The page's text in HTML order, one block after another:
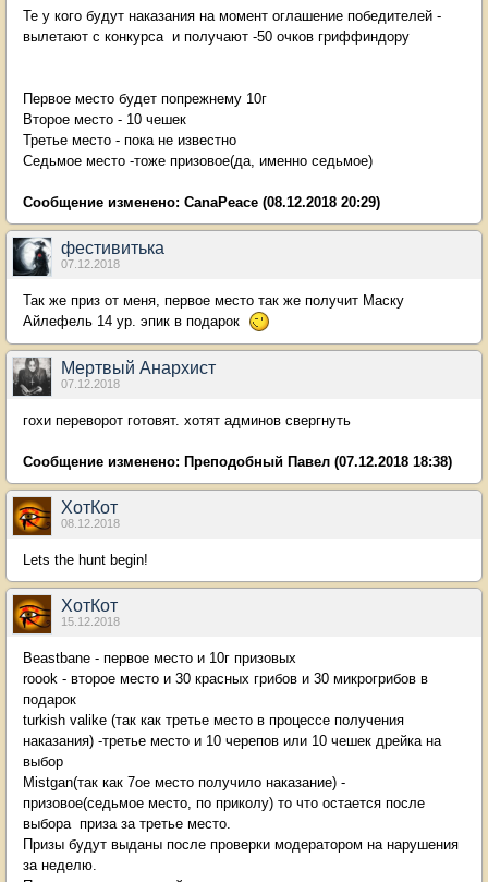
Те у кого будут наказания на момент оглашение победителей -
вылетают с конкурса и получают -50 очков гриффиндору
Первое место будет попрежнему 10г
Второе место - 10 чешек
Третье место - пока не известно
Седьмое место -тоже призовое(да, именно седьмое)
Сообщение изменено: CanaPeace (08.12.2018 20:29)
фестивитька
07.12.2018
Так же приз от меня, первое место так же получит Маску
Айлефель 14 ур. эпик в подарок
Мертвый Анархист
07.12.2018
гохи переворот готовят. хотят админов свергнуть
Сообщение изменено: Преподобный Павел (07.12.2018 18:38)
ХотКот
08.12.2018
Lets the hunt begin!
ХотКот
15.12.2018
Beastbane - первое место и 10г призовых
roook - второе место и 30 красных грибов и 30 микрогрибов в
подарок
turkish valike (так как третье место в процессе получения
наказания) -третье место и 10 черепов или 10 чешек дрейка на
выбор
Mistgan(так как 7ое место получило наказание) -
призовое(седьмое место, по приколу) то что остается после
выбора приза за третье место.
Призы будут выданы после проверки модератором на нарушения
за неделю.